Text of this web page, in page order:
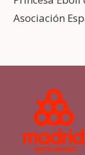
Asociación